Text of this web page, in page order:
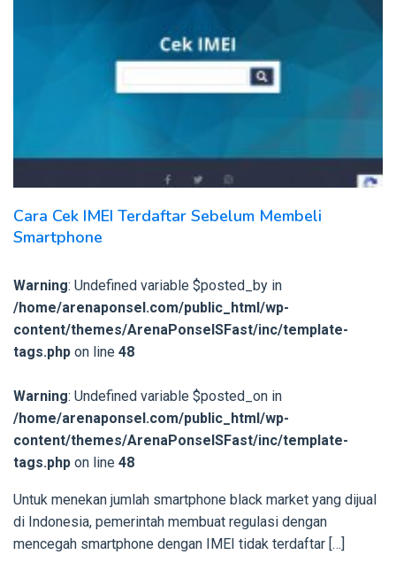
Cara Cek IMEI Terdaftar Sebelum Membeli
Smartphone
Warning: Undefined variable $posted_by in
/home/arenaponsel.com/public_html/wp-
content/themes/ArenaPonselSFast/inc/template-
tags.php on line 48
Warning: Undefined variable $posted_on in
/home/arenaponsel.com/public_html/wp-
content/themes/ArenaPonselSFast/inc/template-
tags.php on line 48
Untuk menekan jumlah smartphone black market yang dijual
di Indonesia, pemerintah membuat regulasi dengan
mencegah smartphone dengan IMEI tidak terdaftar […]